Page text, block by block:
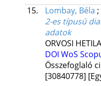
15.
Lombay, Béla ;
2-es típusú
adatok
ORVOSI
DOI WoS
Összefoglaló
[30840778]